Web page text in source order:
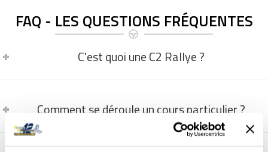
FAQ - LES QUESTIONS FRÉQUENTES
C'est quoi une C2 Rallye ?
Comment se déroule un cours particulier ?